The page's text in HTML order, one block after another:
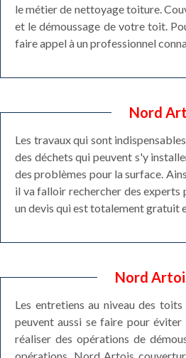
le métier de nettoyage toiture.
et le démoussage de votre toit.
faire appel à un professionnel
Nord
Les travaux qui sont
des déchets qui peuvent s'y
des problèmes pour la surface.
il va falloir rechercher des
un devis qui est totalement gratuit
Nord
Les entretiens au niveau des
peuvent aussi se faire pour
réaliser des opérations de